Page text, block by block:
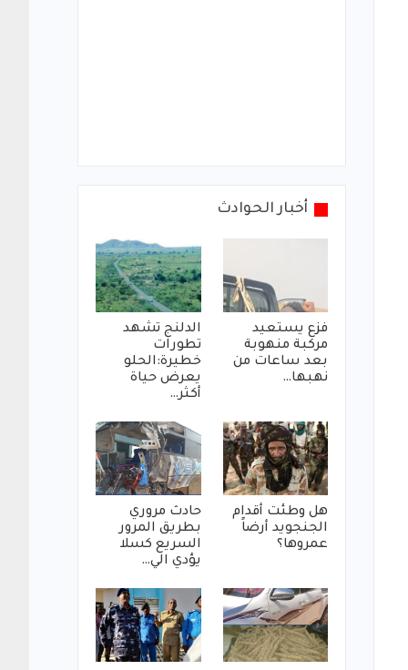
أخبار الحوادث
فزع يستعيد
مركبة منهوبة
بعد ساعات من
نهبها…
الدلنج تشهد
تطورات
خطيرة:الحلو
يعرض حياة
أكثر…
هل وطئت أقدام
الجنجويد أرضاً
عمروها؟
حادث مروري
بطريق المرور
السريع كسلا
يؤدي الي…